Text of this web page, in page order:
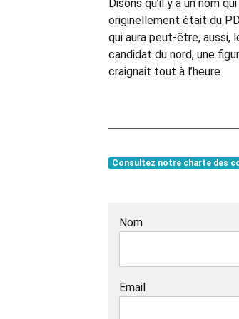
Disons qu’il y a un nom
originellement était du
qui aura peut-être, aussi,
candidat du nord, une
craignait tout à l’heure.
Consultez notre charte des
Nom
Email